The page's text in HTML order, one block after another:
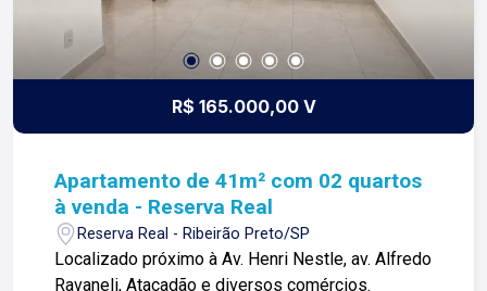
R$ 165.000,00 V
Apartamento de 41m² com 02 quartos
à venda - Reserva Real
Reserva Real - Ribeirão Preto/SP
Localizado próximo à Av. Henri Nestle, av. Alfredo
Ravaneli, Atacadão e diversos comércios.